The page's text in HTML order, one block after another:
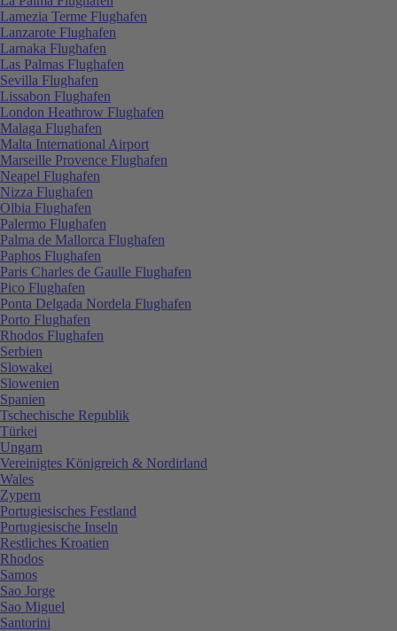
Lamezia Terme Flughafen
Lanzarote Flughafen
Larnaka Flughafen
Las Palmas Flughafen
Sevilla Flughafen
Lissabon Flughafen
London Heathrow Flughafen
Malaga Flughafen
Malta International Airport
Marseille Provence Flughafen
Neapel Flughafen
Nizza Flughafen
Olbia Flughafen
Palermo Flughafen
Palma de Mallorca Flughafen
Paphos Flughafen
Paris Charles de Gaulle Flughafen
Pico Flughafen
Ponta Delgada Nordela Flughafen
Porto Flughafen
Rhodos Flughafen
Serbien
Slowakei
Slowenien
Spanien
Tschechische Republik
Türkei
Ungarn
Vereinigtes Königreich & Nordirland
Wales
Zypern
Portugiesisches Festland
Portugiesische Inseln
Restliches Kroatien
Rhodos
Samos
Sao Jorge
Sao Miguel
Santorini